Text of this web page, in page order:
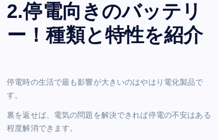
2.停電向きのバッテリ
ー！種類と特性を紹介
停電時の生活で最も影響が大きいのはやはり電化製品で
す。
裏を返せば、電気の問題を解決できれば停電の不安はある
程度解消できます。